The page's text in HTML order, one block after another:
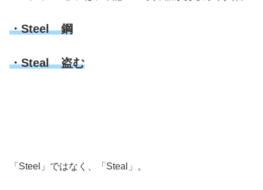
・Steel 鋼
・Steal 盗む
「Steel」ではなく、「Steal」。